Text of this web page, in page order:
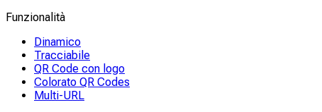
Funzionalità
Dinamico
Tracciabile
QR Code con logo
Colorato QR Codes
Multi-URL